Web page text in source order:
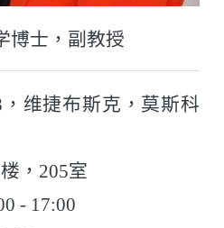
博士，副教授
，维捷布斯克，莫斯科
，205室
- 17:00